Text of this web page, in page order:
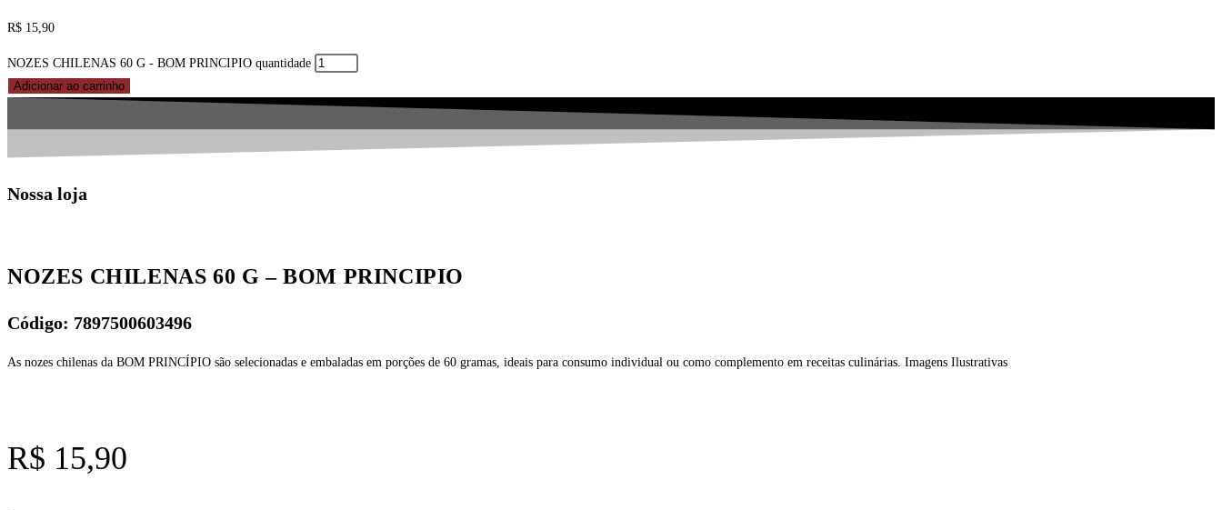
R$ 15,90
NOZES CHILENAS 60 G - BOM PRINCIPIO quantidade
Adicionar ao carrinho
Nossa loja
NOZES CHILENAS 60 G – BOM PRINCIPIO
Código: 7897500603496
As nozes chilenas da BOM PRINCÍPIO são selecionadas e embaladas em porções de 60 gramas, ideais para consumo individual ou como complemento em receitas culinárias. Imagens Ilustrativas
R$ 15,90